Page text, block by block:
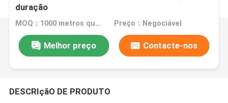
duração
MOQ：1000 metros quadrados Preço：Negociável
Melhor preço Contacte-nos
DESCRIçãO DE PRODUTO